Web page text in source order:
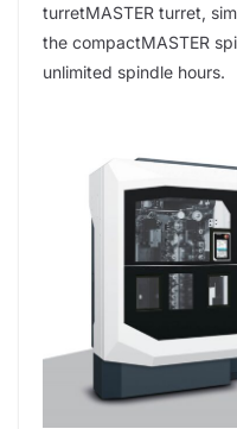
turretMASTER turret,
the compactMASTER
unlimited spindle hours.